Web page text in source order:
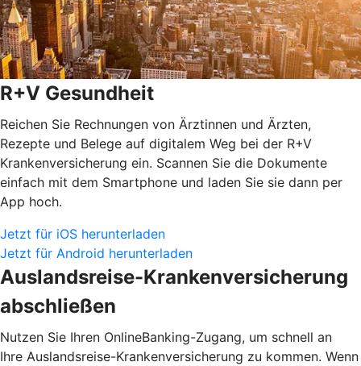
R+V Gesundheit
Reichen Sie Rechnungen von Ärztinnen und Ärzten,
Rezepte und Belege auf digitalem Weg bei der R+V
Krankenversicherung ein. Scannen Sie die Dokumente
einfach mit dem Smartphone und laden Sie sie dann per
App hoch.
Jetzt für iOS herunterladen
Jetzt für Android herunterladen
Auslandsreise-Krankenversicherung
abschließen
Nutzen Sie Ihren OnlineBanking-Zugang, um schnell an
Ihre Auslandsreise-Krankenversicherung zu kommen. Wenn